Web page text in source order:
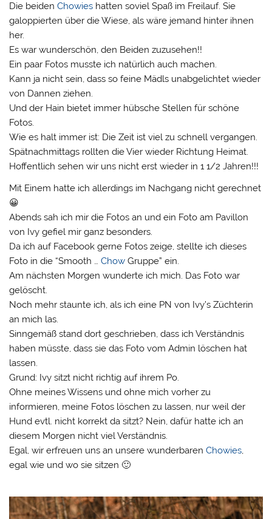
Die beidenChowies hatten soviel Spaß im Freilauf. Sie
galoppierten über die Wiese, als wäre jemand hinter ihnen
her.
Es war wunderschön, den Beiden zuzusehen!!
Ein paar Fotos musste ich natürlich auch machen.
Kann ja nicht sein, dass so feine Mädls unabgelichtet wieder
von Dannen ziehen.
Und der Hain bietet immer hübsche Stellen für schöne
Fotos.
Wie es halt immer ist: Die Zeit ist viel zu schnell vergangen.
Spätnachmittags rollten die Vier wieder Richtung Heimat.
Hoffentlich sehen wir uns nicht erst wieder in 1 1/2 Jahren!!!
Mit Einem hatte ich allerdings im Nachgang nicht gerechnet
😀
Abends sah ich mir die Fotos an und ein Foto am Pavillon
von Ivy gefiel mir ganz besonders.
Da ich auf Facebook gerne Fotos zeige, stellte ich dieses
Foto in die “Smooth …Chow Gruppe” ein.
Am nächsten Morgen wunderte ich mich. Das Foto war
gelöscht.
Noch mehr staunte ich, als ich eine PN von Ivy’s Züchterin
an mich las.
Sinngemäß stand dort geschrieben, dass ich Verständnis
haben müsste, dass sie das Foto vom Admin löschen hat
lassen.
Grund: Ivy sitzt nicht richtig auf ihrem Po.
Ohne meines Wissens und ohne mich vorher zu
informieren, meine Fotos löschen zu lassen, nur weil der
Hund evtl. nicht korrekt da sitzt? Nein, dafür hatte ich an
diesem Morgen nicht viel Verständnis.
Egal, wir erfreuen uns an unsere wunderbarenChowies,
egal wie und wo sie sitzen 🙂